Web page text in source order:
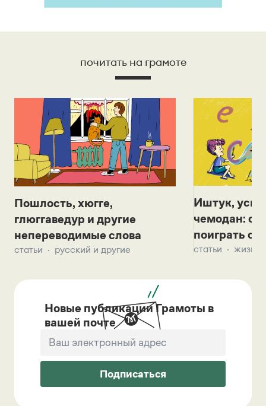
почитать на грамоте
Пошлость, хюгге,
глюггаведур и другие
непереводимые слова
статьи русский и другие
Иштук,
чемодан:
поиграть с
статьи жизнь
Новые публикации Грамоты в
вашей почте
Подписаться